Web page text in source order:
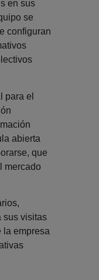
en sus
se
configuran
para el
abierta
que
mercado
sus visitas
la empresa